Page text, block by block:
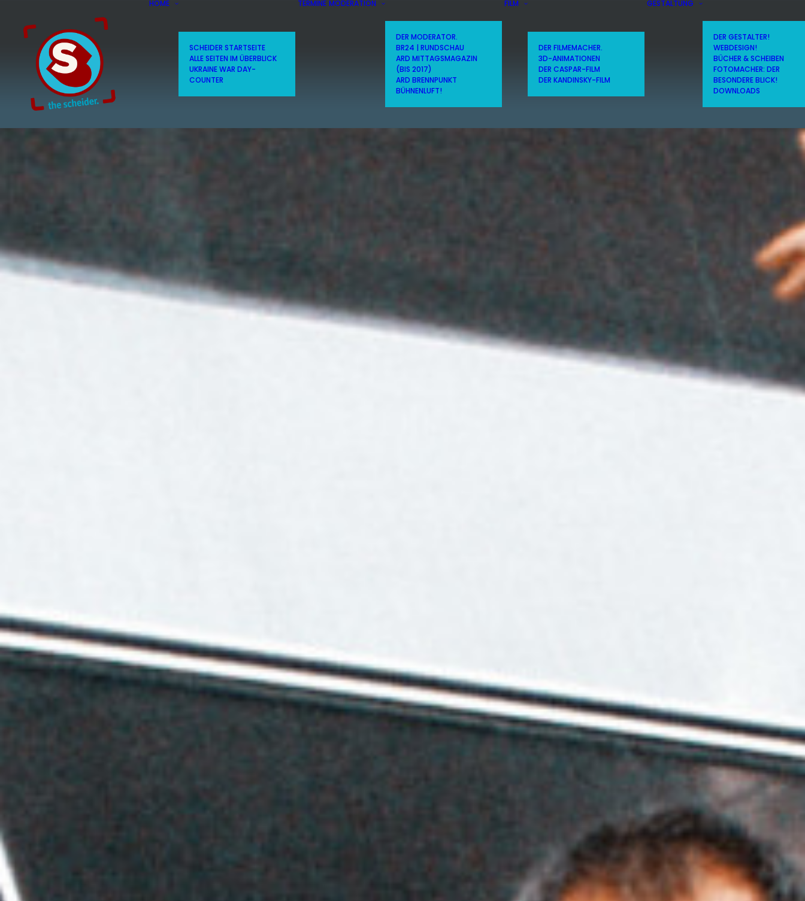
HOME
SCHEIDER STARTSEITE
ALLE SEITEN IM ÜBERBLICK
UKRAINE WAR DAY-
COUNTER
TERMINE MODERATION
DER MODERATOR.
BR24 | RUNDSCHAU
ARD MITTAGSMAGAZIN
(BIS 2017)
ARD BRENNPUNKT
BÜHNENLUFT!
FILM
DER FILMEMACHER.
3D-ANIMATIONEN
DER CASPAR-FILM
DER KANDINSKY-FILM
GESTALTUNG
DER GESTALTER!
WEBDESIGN!
BÜCHER & SCHEIBEN
FOTOMACHER: DER
BESONDERE BLICK!
DOWNLOADS